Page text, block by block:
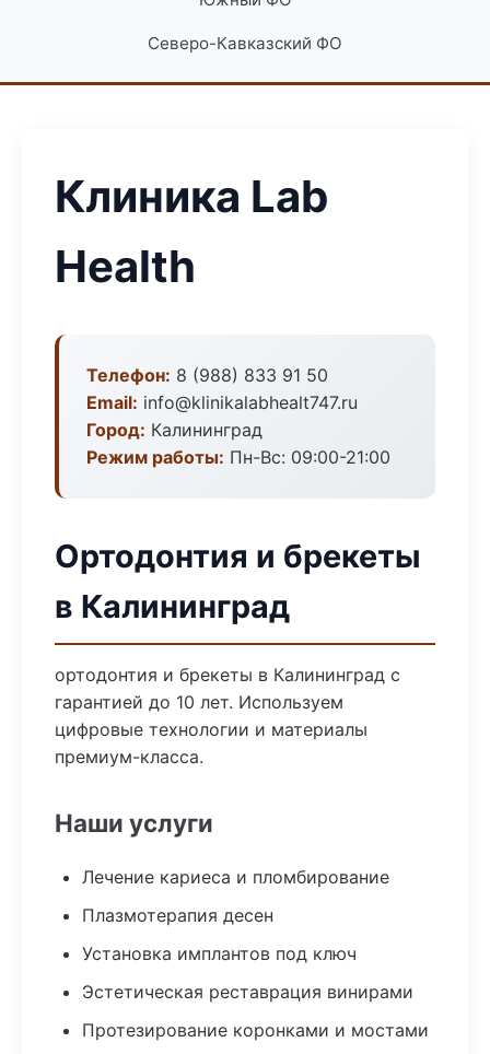
Северо-Кавказский ФО
Клиника Lab
Health
Телефон: 8 (988) 833 91 50
Email: info@klinikalabhealt747.ru
Город: Калининград
Режим работы: Пн-Вс: 09:00-21:00
Ортодонтия и брекеты
в Калининград
ортодонтия и брекеты в Калининград с
гарантией до 10 лет. Используем
цифровые технологии и материалы
премиум-класса.
Наши услуги
Лечение кариеса и пломбирование
Плазмотерапия десен
Установка имплантов под ключ
Эстетическая реставрация винирами
Протезирование коронками и мостами